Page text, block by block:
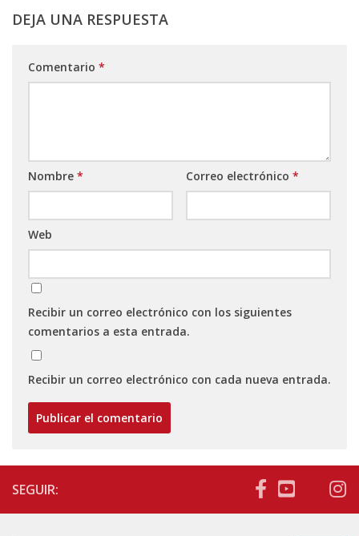
DEJA UNA RESPUESTA
Comentario *
Nombre * Correo electrónico *
Web
Recibir un correo electrónico con los siguientes
comentarios a esta entrada.
Recibir un correo electrónico con cada nueva entrada.
SEGUIR: